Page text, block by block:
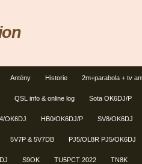
Antény Historie 2m+parabola + tv
QSL info & online log Sota OK6DJ/P
OK6DJ HB0/OK6DJ/P SV8/OK6DJ
5V7P & 5V7DB PJ5/OL8R PJ5/OK6DJ
S9OK TU5PCT 2022 TN8K